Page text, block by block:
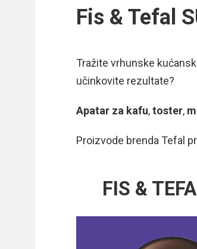
Fis & Tefal
Tražite vrhunske
učinkovite rezultate?
Apatar za kafu,toster,
Proizvode brenda Tefal
FIS &